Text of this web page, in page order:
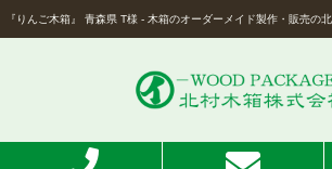
『りんご木箱』 青森県 T様 - 木箱のオーダーメイド製作・販売の北